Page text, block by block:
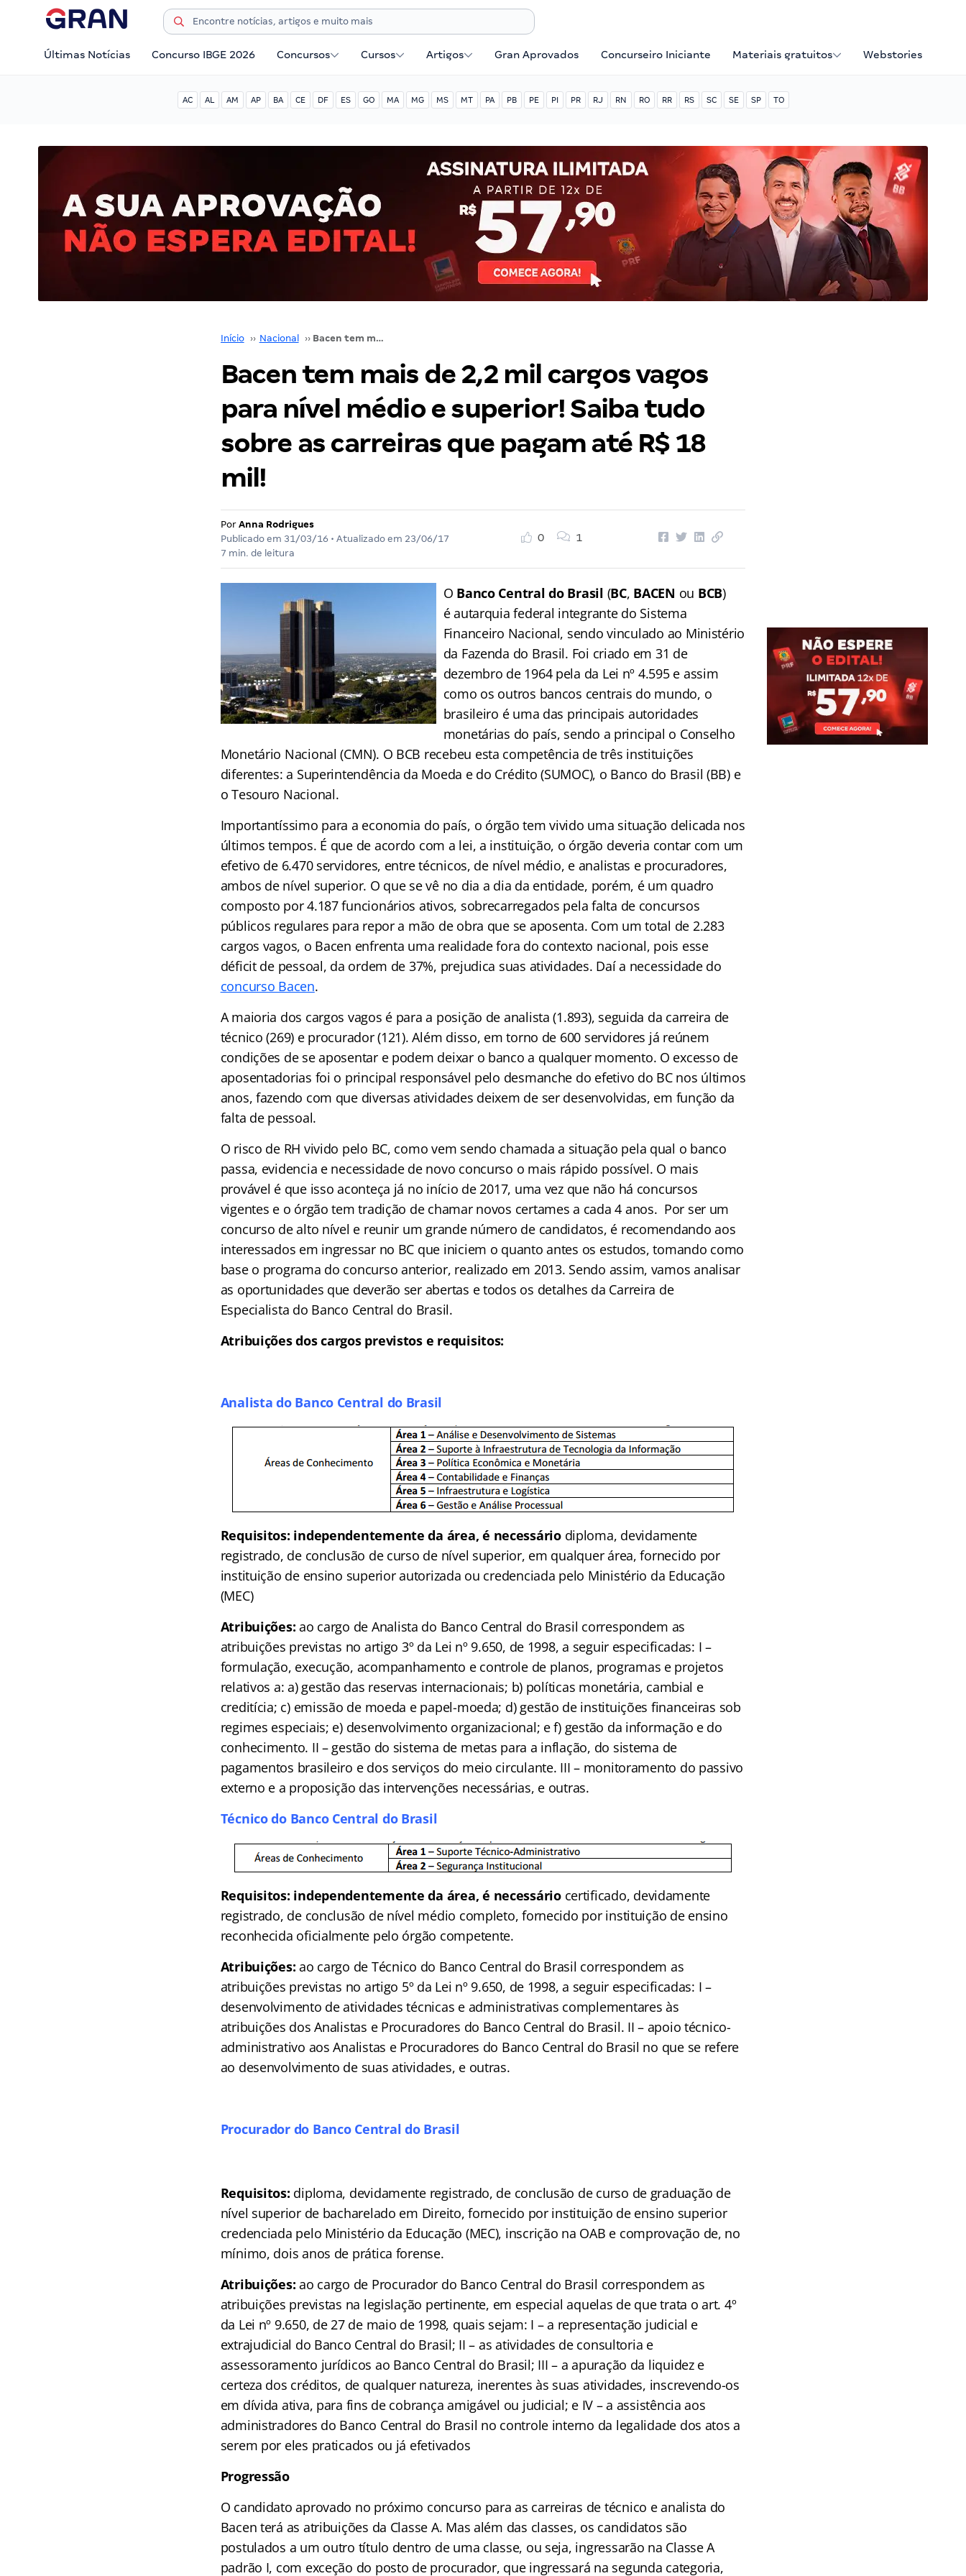
Últimas Notícias Concurso IBGE 2026 Concursos Cursos Artigos Gran Aprovados Concurseiro Iniciante Materiais gratuitos Webstories
AC AL AM AP BA CE DF ES GO MA MG MS MT PA PB PE PI PR RJ RN RO RR RS SC SE SP TO
Início ›› Nacional ›› Bacen tem mais de 2,2 mil cargos vagos para nível médio e superior! Saiba tudo sobre as carreiras que pagam até R$ 18 mil!
Bacen tem mais de 2,2 mil cargos vagos
para nível médio e superior! Saiba tudo
sobre as carreiras que pagam até R$ 18
mil!
Por Anna Rodrigues
Publicado em 31/03/16 • Atualizado em 23/06/17
7 min. de leitura
0 1
O Banco Central do Brasil (BC, BACEN ou BCB)
é autarquia federal integrante do Sistema
Financeiro Nacional, sendo vinculado ao Ministério
da Fazenda do Brasil. Foi criado em 31 de
dezembro de 1964 pela da Lei nº 4.595 e assim
como os outros bancos centrais do mundo, o
brasileiro é uma das principais autoridades
monetárias do país, sendo a principal o Conselho
Monetário Nacional (CMN). O BCB recebeu esta competência de três instituições
diferentes: a Superintendência da Moeda e do Crédito (SUMOC), o Banco do Brasil (BB) e
o Tesouro Nacional.
Importantíssimo para a economia do país, o órgão tem vivido uma situação delicada nos
últimos tempos. É que de acordo com a lei, a instituição, o órgão deveria contar com um
efetivo de 6.470 servidores, entre técnicos, de nível médio, e analistas e procuradores,
ambos de nível superior. O que se vê no dia a dia da entidade, porém, é um quadro
composto por 4.187 funcionários ativos, sobrecarregados pela falta de concursos
públicos regulares para repor a mão de obra que se aposenta. Com um total de 2.283
cargos vagos, o Bacen enfrenta uma realidade fora do contexto nacional, pois esse
déficit de pessoal, da ordem de 37%, prejudica suas atividades. Daí a necessidade do
concurso Bacen.
A maioria dos cargos vagos é para a posição de analista (1.893), seguida da carreira de
técnico (269) e procurador (121). Além disso, em torno de 600 servidores já reúnem
condições de se aposentar e podem deixar o banco a qualquer momento. O excesso de
aposentadorias foi o principal responsável pelo desmanche do efetivo do BC nos últimos
anos, fazendo com que diversas atividades deixem de ser desenvolvidas, em função da
falta de pessoal.
O risco de RH vivido pelo BC, como vem sendo chamada a situação pela qual o banco
passa, evidencia e necessidade de novo concurso o mais rápido possível. O mais
provável é que isso aconteça já no início de 2017, uma vez que não há concursos
vigentes e o órgão tem tradição de chamar novos certames a cada 4 anos. Por ser um
concurso de alto nível e reunir um grande número de candidatos, é recomendando aos
interessados em ingressar no BC que iniciem o quanto antes os estudos, tomando como
base o programa do concurso anterior, realizado em 2013. Sendo assim, vamos analisar
as oportunidades que deverão ser abertas e todos os detalhes da Carreira de
Especialista do Banco Central do Brasil.
Atribuições dos cargos previstos e requisitos:
Analista do Banco Central do Brasil
Requisitos: independentemente da área, é necessário diploma, devidamente
registrado, de conclusão de curso de nível superior, em qualquer área, fornecido por
instituição de ensino superior autorizada ou credenciada pelo Ministério da Educação
(MEC)
Atribuições:ao cargo de Analista do Banco Central do Brasil correspondem as
atribuições previstas no artigo 3º da Lei nº 9.650, de 1998, a seguir especificadas: I –
formulação, execução, acompanhamento e controle de planos, programas e projetos
relativos a: a) gestão das reservas internacionais; b) políticas monetária, cambial e
creditícia; c) emissão de moeda e papel-moeda; d) gestão de instituições financeiras sob
regimes especiais; e) desenvolvimento organizacional; e f) gestão da informação e do
conhecimento. II – gestão do sistema de metas para a inflação, do sistema de
pagamentos brasileiro e dos serviços do meio circulante. III – monitoramento do passivo
externo e a proposição das intervenções necessárias, e outras.
Técnico do Banco Central do Brasil
Requisitos: independentemente da área, é necessáriocertificado, devidamente
registrado, de conclusão de nível médio completo, fornecido por instituição de ensino
reconhecida oficialmente pelo órgão competente.
Atribuições:ao cargo de Técnico do Banco Central do Brasil correspondem as
atribuições previstas no artigo 5º da Lei nº 9.650, de 1998, a seguir especificadas: I –
desenvolvimento de atividades técnicas e administrativas complementares às
atribuições dos Analistas e Procuradores do Banco Central do Brasil. II – apoio técnico-
administrativo aos Analistas e Procuradores do Banco Central do Brasil no que se refere
ao desenvolvimento de suas atividades, e outras.
Procurador do Banco Central do Brasil
Requisitos: diploma, devidamente registrado, de conclusão de curso de graduação de
nível superior de bacharelado em Direito, fornecido por instituição de ensino superior
credenciada pelo Ministério da Educação (MEC), inscrição na OAB e comprovação de, no
mínimo, dois anos de prática forense.
Atribuições:ao cargo de Procurador do Banco Central do Brasil correspondem as
atribuições previstas na legislação pertinente, em especial aquelas de que trata o art. 4º
da Lei nº 9.650, de 27 de maio de 1998, quais sejam: I – a representação judicial e
extrajudicial do Banco Central do Brasil; II – as atividades de consultoria e
assessoramento jurídicos ao Banco Central do Brasil; III – a apuração da liquidez e
certeza dos créditos, de qualquer natureza, inerentes às suas atividades, inscrevendo-os
em dívida ativa, para fins de cobrança amigável ou judicial; e IV – a assistência aos
administradores do Banco Central do Brasil no controle interno da legalidade dos atos a
serem por eles praticados ou já efetivados
Progressão
O candidato aprovado no próximo concurso para as carreiras de técnico e analista do
Bacen terá as atribuições da Classe A. Mas além das classes, os candidatos são
postulados a um outro título dentro de uma classe, ou seja, ingressarão na Classe A
padrão I, com exceção do posto de procurador, que ingressará na segunda categoria,